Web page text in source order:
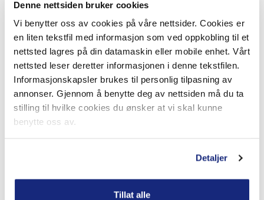
Denne nettsiden bruker cookies
Vi benytter oss av cookies på våre nettsider. Cookies er
en liten tekstfil med informasjon som ved oppkobling til et
nettsted lagres på din datamaskin eller mobile enhet. Vårt
nettsted leser deretter informasjonen i denne tekstfilen.
Informasjonskapsler brukes til personlig tilpasning av
annonser. Gjennom å benytte deg av nettsiden må du ta
stilling til hvilke cookies du ønsker at vi skal kunne
benytte oss av.
Detaljer
Tillat alle
Legg gjerne et tøystykke mellom båt og stropp for å unngå
slitasje.
Stramming
Etter at stroppene er festet, sjekk at båten fortsatt står i
balanse og at ingenting har forskjøvet seg.
Motor og løse gjenstander